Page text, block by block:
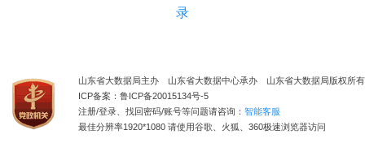
录
山东省大数据局主办 山东省大数据中心承办 山东省大数据局版权所有
ICP备案：鲁ICP备20015134号-5
注册/登录、找回密码/账号等问题请咨询： 智能客服
最佳分辨率1920*1080 请使用谷歌、火狐、360极速浏览器访问